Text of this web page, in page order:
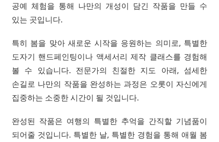
공예 체험을 통해 나만의 개성이 담긴 작품을 만들 수
있는 곳입니다.
특히 봄을 맞아 새로운 시작을 응원하는 의미로, 특별한
도자기 핸드페인팅이나 액세서리 제작 클래스를 경험해
볼 수 있습니다. 전문가의 친절한 지도 아래, 섬세한
손길로 나만의 작품을 완성하는 과정은 오롯이 자신에게
집중하는 소중한 시간이 될 것입니다.
완성된 작품은 여행의 특별한 추억을 간직할 기념품이
되어줄 것입니다. 특별한 날, 특별한 경험을 통해 애월 봄